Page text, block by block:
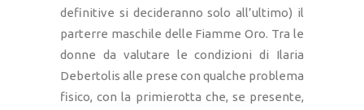
definitive si decideranno solo all’ultimo) il
parterre maschile delle Fiamme Oro. Tra le
donne da valutare le condizioni di Ilaria
Debertolis alle prese con qualche problema
fisico, con la primierotta che, se presente,